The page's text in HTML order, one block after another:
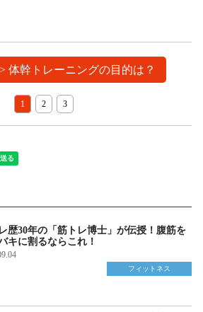
体幹トレーニングの目的は？
1 2 3
歴30年の「筋トレ博士」が伝授！腹筋を
キに割るならこれ！
フィットネス